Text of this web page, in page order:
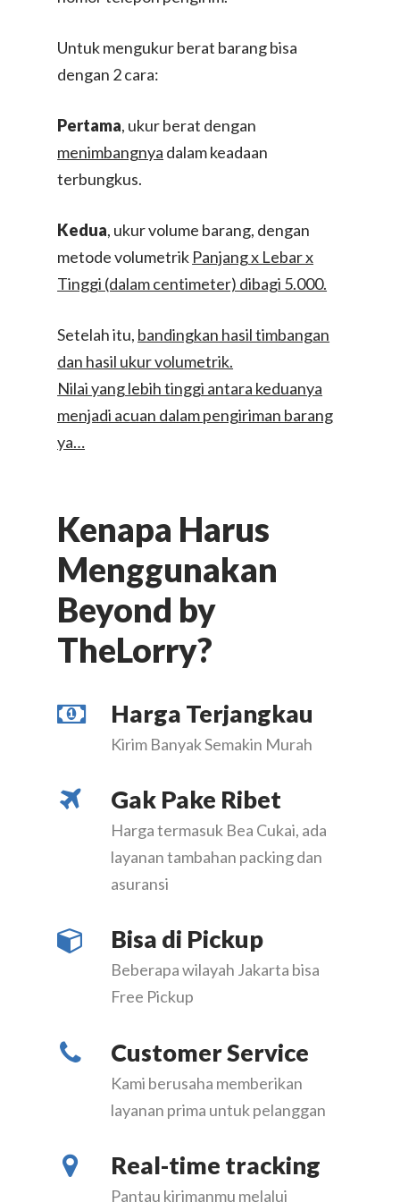
Untuk mengukur berat barang bisa
dengan 2 cara:
Pertama, ukur berat dengan
menimbangnya dalam keadaan
terbungkus.
Kedua, ukur volume barang, dengan
metode volumetrik Panjang x Lebar x
Tinggi (dalam centimeter) dibagi 5.000.
Setelah itu, bandingkan hasil timbangan
dan hasil ukur volumetrik.
Nilai yang lebih tinggi antara keduanya
menjadi acuan dalam pengiriman barang
ya…
Kenapa Harus
Menggunakan
Beyond by
TheLorry?
Harga Terjangkau
Kirim Banyak Semakin Murah
Gak Pake Ribet
Harga termasuk Bea Cukai, ada
layanan tambahan packing dan
asuransi
Bisa di Pickup
Beberapa wilayah Jakarta bisa
Free Pickup
Customer Service
Kami berusaha memberikan
layanan prima untuk pelanggan
Real-time tracking
Pantau kirimanmu melalui